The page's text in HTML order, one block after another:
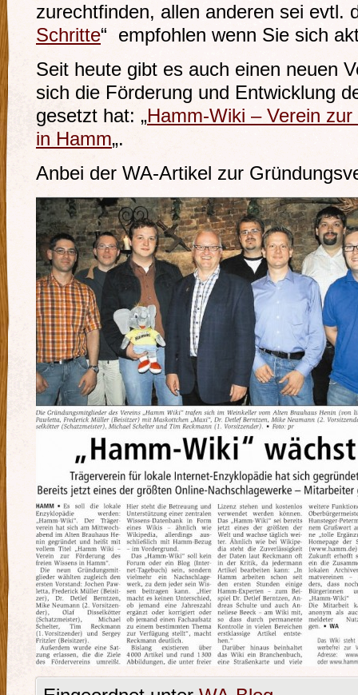
zurechtfinden, allen anderen sei evtl.
Schritte“ empfohlen wenn Sie sich
Seit heute gibt es auch einen neuen
sich die Förderung und Entwicklung
gesetzt hat: „Hamm-Wiki – Verein
in Hamm„.
Anbei der WA-Artikel zur